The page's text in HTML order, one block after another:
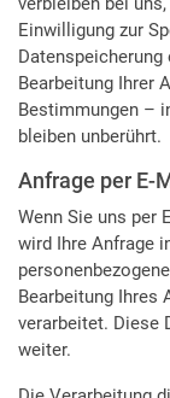
Einwilligung zur
Bearbeitung Ihrer
Bestimmungen –
bleiben unberührt.
Anfrage per E-
Wenn Sie uns per
wird Ihre Anfrage
Bearbeitung Ihres
verarbeitet. Diese
weiter.